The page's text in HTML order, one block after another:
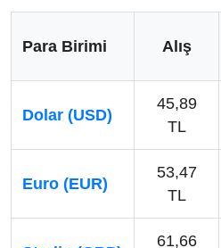
Para Birimi Alış
Dolar (USD)
45,89
TL
Euro (EUR)
53,47
TL
61,66